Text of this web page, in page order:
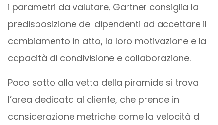
i parametri da valutare, Gartner consiglia la
predisposizione dei dipendenti ad accettare il
cambiamento in atto, la loro motivazione e la
capacità di condivisione e collaborazione.
Poco sotto alla vetta della piramide si trova
l’area dedicata al cliente, che prende in
considerazione metriche come la velocità di